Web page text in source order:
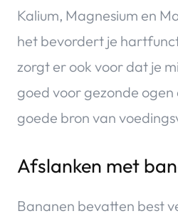
Kalium, Magnesium en
het bevordert je
zorgt er ook voor dat je
goed voor gezonde
goede bron van
Afslanken met
Bananen bevatten best